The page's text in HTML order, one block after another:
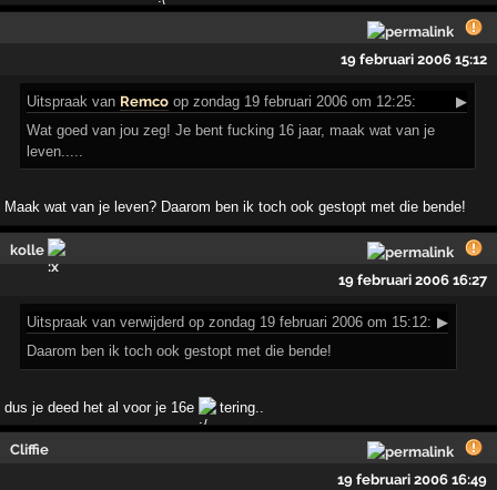
19 februari 2006 15:12
Uitspraak van Remco op zondag 19 februari 2006 om 12:25:
▶
Wat goed van jou zeg! Je bent fucking 16 jaar, maak wat van je
leven.....
Maak wat van je leven? Daarom ben ik toch ook gestopt met die bende!
kolle
19 februari 2006 16:27
Uitspraak van verwijderd op zondag 19 februari 2006 om 15:12: ▶
Daarom ben ik toch ook gestopt met die bende!
dus je deed het al voor je 16e tering..
Cliffie
19 februari 2006 16:49